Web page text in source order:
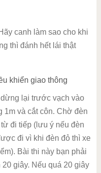
canh làm sao cho khi
thì đánh hết lái thật
khiển giao thông
lại trước vạch vào
1m và cắt côn. Chờ đèn
đi tiếp (lưu ý nếu đèn
đi vì khi đèn đỏ thì xe
Bài thi này bạn phải
giây. Nếu quá 20 giây